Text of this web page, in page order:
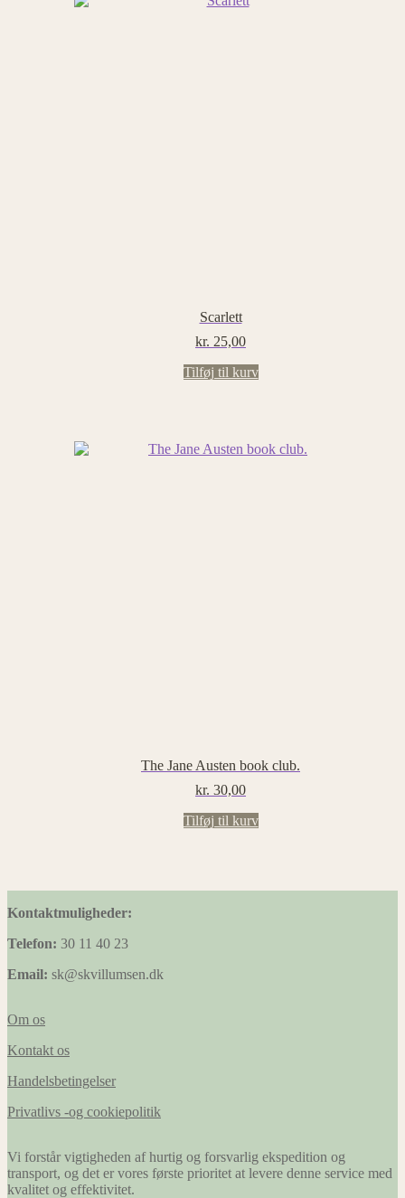
Scarlett
kr. 25,00
Tilføj til kurv
The Jane Austen book club.
kr. 30,00
Tilføj til kurv
Kontaktmuligheder:
Telefon: 30 11 40 23
Email: sk@skvillumsen.dk
Om os
Kontakt os
Handelsbetingelser
Privatlivs -og cookiepolitik
Vi forstår vigtigheden af hurtig og forsvarlig ekspedition og
transport, og det er vores første prioritet at levere denne service med
kvalitet og effektivitet.